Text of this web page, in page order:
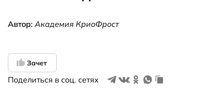
Автор:Академия КриоФрост
Зачет
Поделиться в соц. сетях